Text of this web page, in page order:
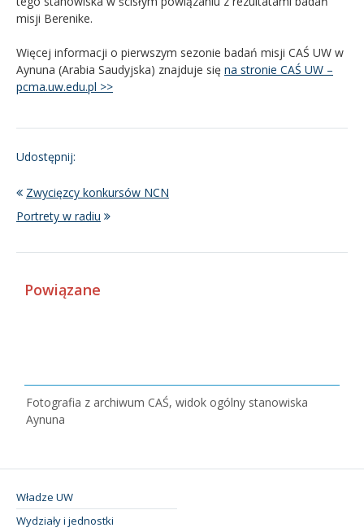
misji Berenike.
Więcej informacji o pierwszym sezonie badań misji CAŚ UW w
Aynuna (Arabia Saudyjska) znajduje się na stronie CAŚ UW –
pcma.uw.edu.pl >>
Udostępnij:
Zwycięzcy konkursów NCN
Portrety w radiu
Powiązane
Fotografia z archiwum CAŚ, widok ogólny stanowiska
Aynuna
Władze UW
Wydziały i jednostki